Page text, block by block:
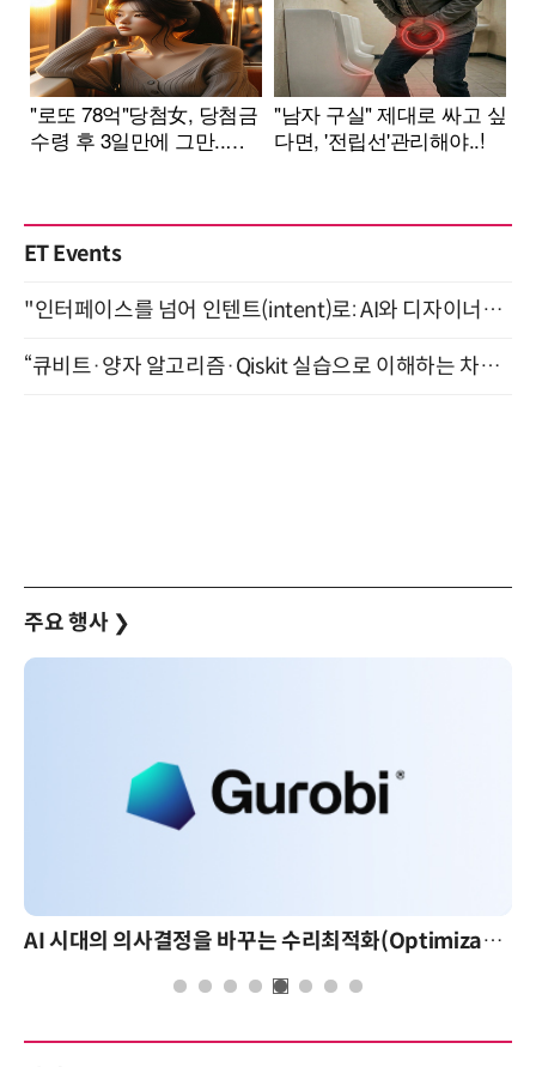
ET Events
"인터페이스를 넘어 인텐트(intent)로: AI와 디자이너가 함께 만드는 공존의 UX" 강남역 (9/2)
“큐비트·양자 알고리즘·Qiskit 실습으로 이해하는 차세대 컴퓨팅” (8/28)
주요 행사 ❯
AI 시대의 의사결정을 바꾸는 수리최적화(Optimization): 실제 산업 적용 사례와 활용 전략